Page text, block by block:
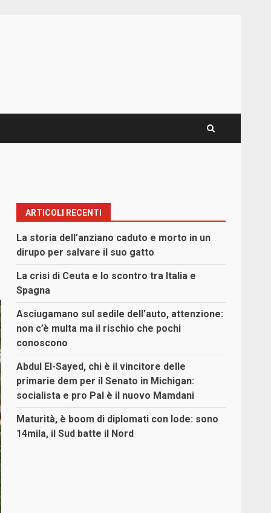
ARTICOLI RECENTI
La storia dell’anziano caduto e morto in un
dirupo per salvare il suo gatto
La crisi di Ceuta e lo scontro tra Italia e
Spagna
Asciugamano sul sedile dell’auto, attenzione:
non c’è multa ma il rischio che pochi
conoscono
Abdul El-Sayed, chi è il vincitore delle
primarie dem per il Senato in Michigan:
socialista e pro Pal è il nuovo Mamdani
Maturità, è boom di diplomati con lode: sono
14mila, il Sud batte il Nord